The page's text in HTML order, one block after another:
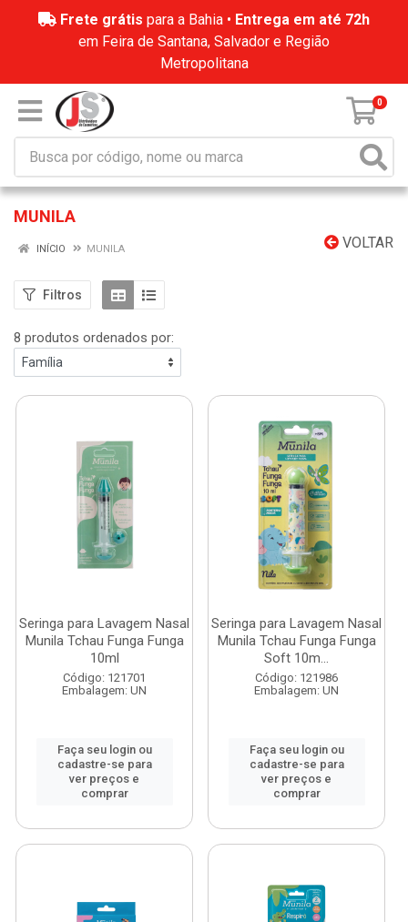
Frete grátis para a Bahia • Entrega em até 72h
em Feira de Santana, Salvador e Região
Metropolitana
0
MUNILA
VOLTAR
INÍCIO MUNILA
Filtros
8 produtos ordenados por:
Seringa para Lavagem Nasal
Munila Tchau Funga Funga
10ml
Código: 121701
Embalagem: UN
Faça seu login ou
cadastre-se para
ver preços e
comprar
Seringa para Lavagem Nasal
Munila Tchau Funga Funga
Soft 10m...
Código: 121986
Embalagem: UN
Faça seu login ou
cadastre-se para
ver preços e
comprar